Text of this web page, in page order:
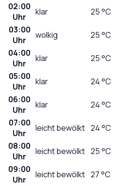
02:00
Uhr
klar 25°C
03:00
Uhr
wolkig 25°C
04:00
Uhr
klar 25°C
05:00
Uhr
klar 24°C
06:00
Uhr
klar 24°C
07:00
Uhr
leicht bewölkt 24°C
08:00
Uhr
leicht bewölkt 25°C
09:00
Uhr
leicht bewölkt 27°C